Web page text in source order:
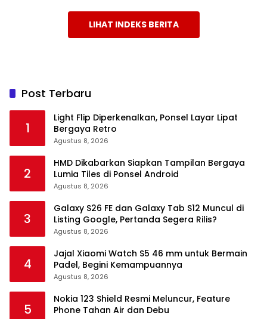
LIHAT INDEKS BERITA
Post Terbaru
1
Light Flip Diperkenalkan, Ponsel Layar Lipat
Bergaya Retro
Agustus 8, 2026
2
HMD Dikabarkan Siapkan Tampilan Bergaya
Lumia Tiles di Ponsel Android
Agustus 8, 2026
3
Galaxy S26 FE dan Galaxy Tab S12 Muncul di
Listing Google, Pertanda Segera Rilis?
Agustus 8, 2026
4
Jajal Xiaomi Watch S5 46 mm untuk Bermain
Padel, Begini Kemampuannya
Agustus 8, 2026
5
Nokia 123 Shield Resmi Meluncur, Feature
Phone Tahan Air dan Debu